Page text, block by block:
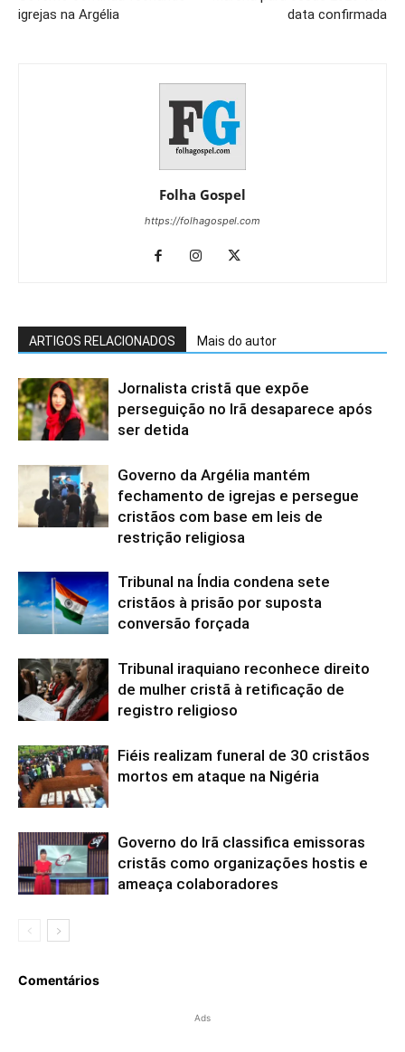
igrejas na Argélia
data confirmada
Folha Gospel
https://folhagospel.com
ARTIGOS RELACIONADOS Mais do autor
Jornalista cristã que expõe
perseguição no Irã desaparece após
ser detida
Governo da Argélia mantém
fechamento de igrejas e persegue
cristãos com base em leis de
restrição religiosa
Tribunal na Índia condena sete
cristãos à prisão por suposta
conversão forçada
Tribunal iraquiano reconhece direito
de mulher cristã à retificação de
registro religioso
Fiéis realizam funeral de 30 cristãos
mortos em ataque na Nigéria
Governo do Irã classifica emissoras
cristãs como organizações hostis e
ameaça colaboradores
Comentários
Ads